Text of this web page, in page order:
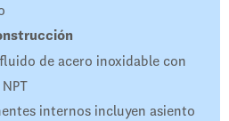
de acero inoxidable con
internos incluyen asiento